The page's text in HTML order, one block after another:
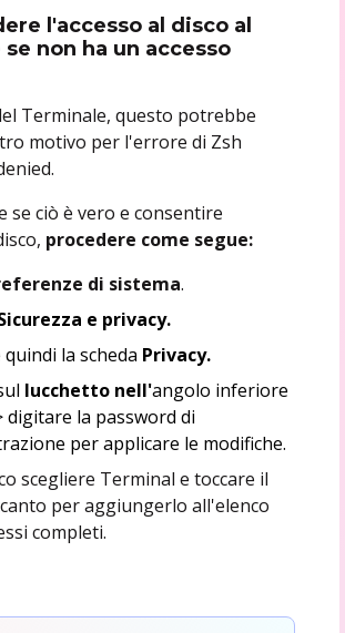
l'accesso al disco al
non ha un accesso
Terminale, questo potrebbe
motivo per l'errore di Zsh
se ciò è vero e consentire
procedere come segue:
di sistema.
e privacy.
quindi la scheda Privacy.
lucchetto nell'angolo inferiore
digitare la password di
per applicare le modifiche.
scegliere Terminal e toccare il
per aggiungerlo all'elenco
completi.